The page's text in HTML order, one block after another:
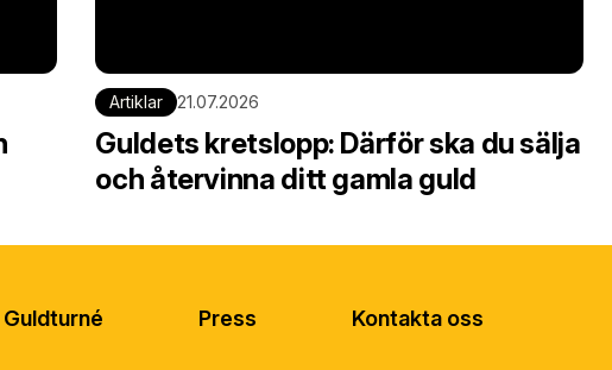
Artiklar 21.07.2026
Guldets kretslopp: Därför ska du sälja
och återvinna ditt gamla guld
Guldturné Press Kontakta oss